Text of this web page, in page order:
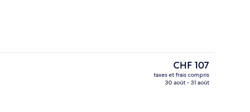
Le
prix
actuel
CHF 107
taxes et frais compris
30 août - 31 août